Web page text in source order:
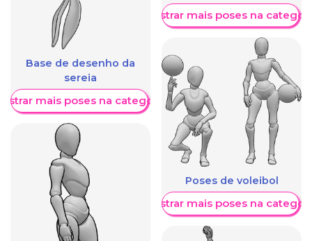
Base de desenho da
sereia
mais poses na categoria
Mostrar mais poses na
Poses de voleibol
Mostrar mais poses na